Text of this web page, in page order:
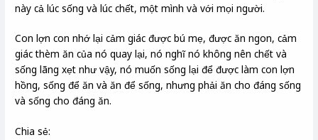
này cả lúc sống và lúc chết, một mình và với mọi người.
Con lợn con nhớ lại cảm giác được bú mẹ, được ăn ngon, cảm
giác thèm ăn của nó quay lại, nó nghĩ nó không nên chết và
sống lãng xẹt như vậy, nó muốn sống lại để được làm con lợn
hồng, sống để ăn và ăn để sống, nhưng phải ăn cho đáng sống
và sống cho đáng ăn.
Chia sẻ: